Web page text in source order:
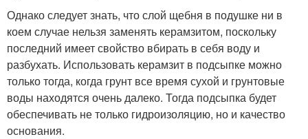
Однако следует знать, что слой щебня в подушке ни в
коем случае нельзя заменять керамзитом, поскольку
последний имеет свойство вбирать в себя воду и
разбухать. Использовать керамзит в подсыпке можно
только тогда, когда грунт все время сухой и грунтовые
воды находятся очень далеко. Тогда подсыпка будет
обеспечивать не только гидроизоляцию, но и качество
основания.